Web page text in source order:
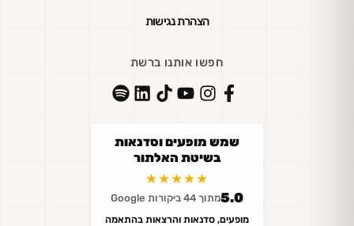
הצהרת נגישות
חפשו אותנו ברשת
שמש מופעים וסדנאות
בשיטת האלתור
★★★★★
5.0מתוך 44 ביקורות Google
מופעים, סדנאות והרצאות בהתאמה